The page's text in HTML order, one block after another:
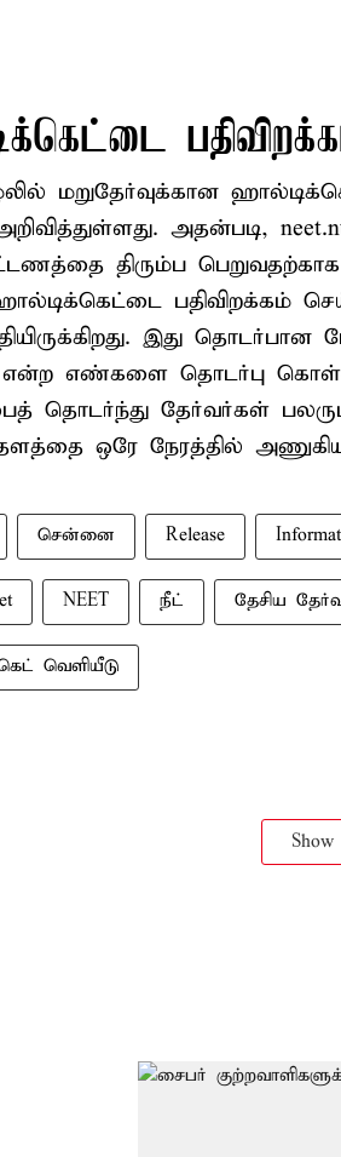
மறுதேர்வுக்கான
அதன்படி,
திரும்ப
பதிவிறக்கம்
இது தொடர்பான
என்ற எண்களை தொடர்பு
தொடர்ந்து தேர்வர்கள்
ஒரே நேரத்தில்
சென்னை Release
NEET நீட் தேசிய
வெளியீடு
Show